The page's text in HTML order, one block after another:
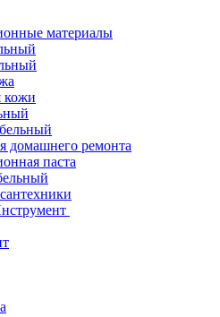
материалы
кожи
домашнего ремонта
паста